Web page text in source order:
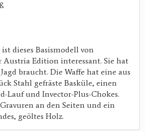
dieses Basismodell von
Austria Edition interessant. Sie hat
braucht. Die Waffe hat eine aus
Stahl gefräste Basküle, einen
Lauf und Invector-Plus-Chokes.
an den Seiten und ein
geöltes Holz.